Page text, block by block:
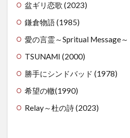
4
その
他
（ト
イレ
問題
寒対
ど）
盆ギリ恋歌 (2023)
鎌倉物語 (1985)
愛の言霊～Spritual Message
TSUNAMI (2000)
勝手にシンドバッド (1978)
希望の轍(1990)
Relay～杜の詩 (2023)